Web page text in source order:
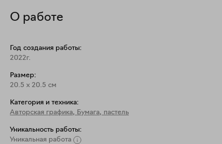
О работе
Год создания работы:
2022г.
Размер:
20.5 x 20.5 см
Категория и техника:
Авторская графика, Бумага, пастель
Уникальность работы:
Уникальная работа